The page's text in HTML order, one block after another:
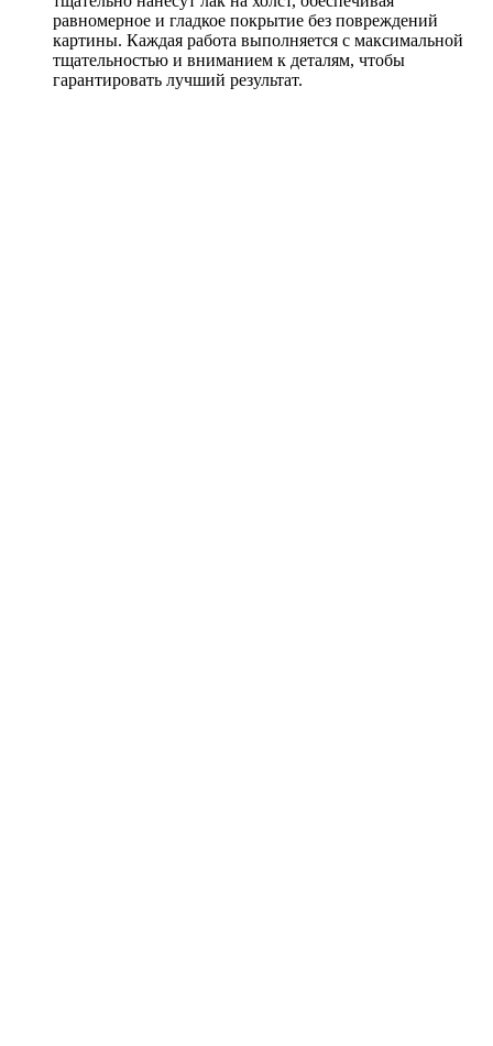
равномерное и гладкое покрытие без повреждений
картины. Каждая работа выполняется с максимальной
тщательностью и вниманием к деталям, чтобы
гарантировать лучший результат.